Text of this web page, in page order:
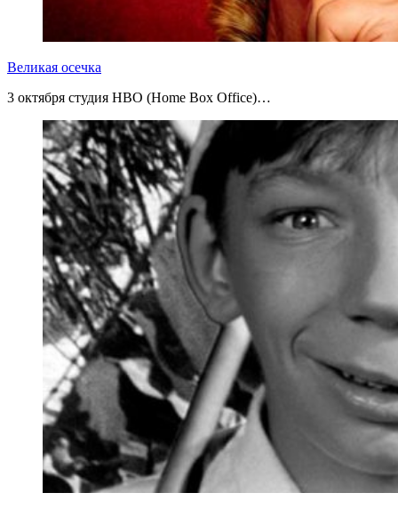
Великая осечка
3 октября студия HBO (Home Box Office)…